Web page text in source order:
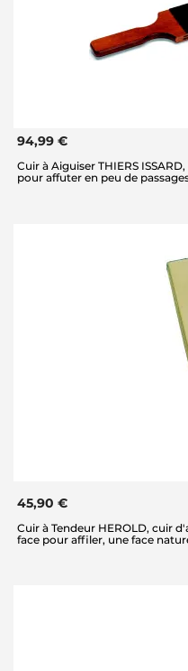
94,99 €
Cuir à Aiguiser THIERS
pour affuter en peu de
45,90 €
Cuir à Tendeur HEROLD, cuir
face pour affiler, une face